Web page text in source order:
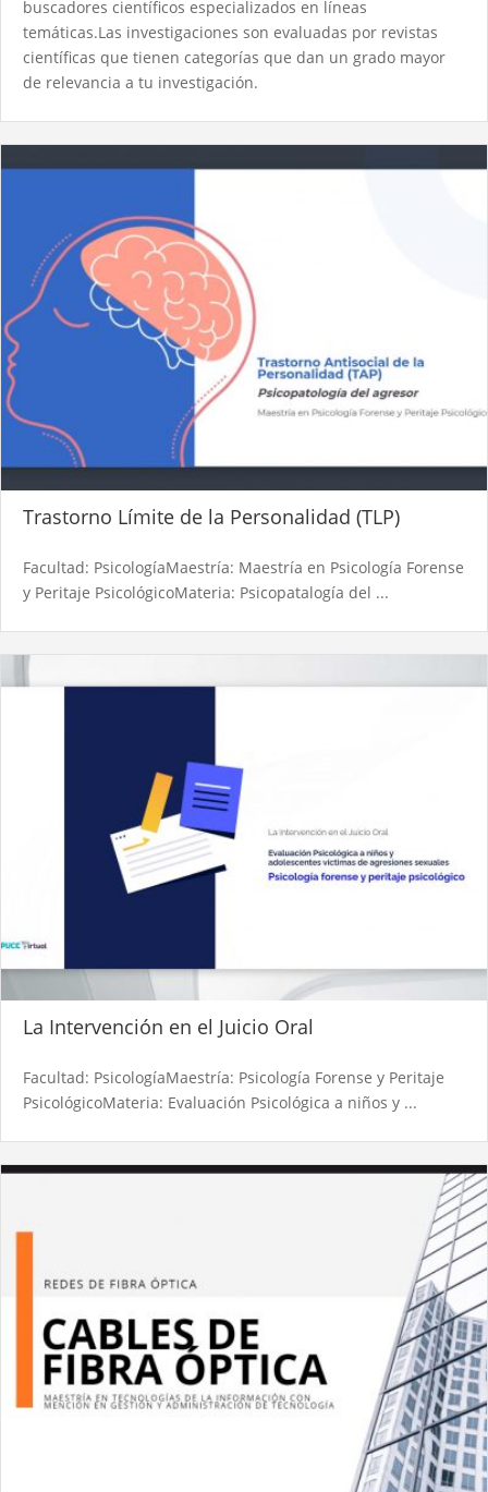
buscadores científicos especializados en líneas
temáticas.Las investigaciones son evaluadas por revistas
científicas que tienen categorías que dan un grado mayor
de relevancia a tu investigación.
Trastorno Límite de la Personalidad (TLP)​
Facultad: PsicologíaMaestría: Maestría en Psicología Forense
y Peritaje PsicológicoMateria: Psicopatalogía del ...
La Intervención en el Juicio Oral​
Facultad: PsicologíaMaestría: Psicología Forense y Peritaje
PsicológicoMateria: Evaluación Psicológica a niños y ...